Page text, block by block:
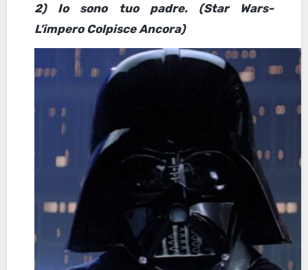
2) Io sono tuo padre. (Star Wars-
L’impero Colpisce Ancora)